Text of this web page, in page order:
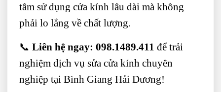
tâm sử dụng cửa kính lâu dài mà không
phải lo lắng về chất lượng.
📞 Liên hệ ngay: 098.1489.411 để trải
nghiệm dịch vụ sửa cửa kính chuyên
nghiệp tại Bình Giang Hải Dương!